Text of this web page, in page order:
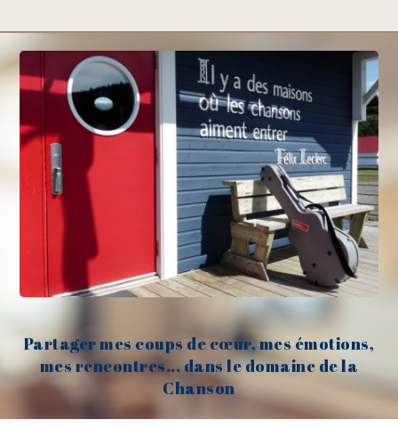
Partager mes coups de cœur, mes émotions,
mes rencontres... dans le domaine de la
Chanson